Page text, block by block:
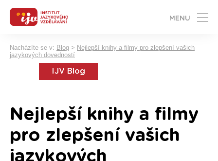
MENU
Nacházíte se v: Blog > Nejlepší knihy a filmy pro zlepšení vašich
jazykových dovedností
IJV Blog
Nejlepší knihy a filmy
pro zlepšení vašich
jazykových